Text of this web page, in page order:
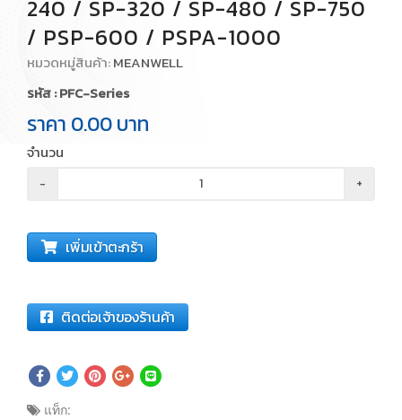
240 / SP-320 / SP-480 / SP-750
/ PSP-600 / PSPA-1000
หมวดหมู่สินค้า:MEANWELL
รหัส : PFC-Series
ราคา 0.00บาท
จำนวน
- +
เพิ่มเข้าตะกร้า
ติดต่อเจ้าของร้านค้า
แท็ก: